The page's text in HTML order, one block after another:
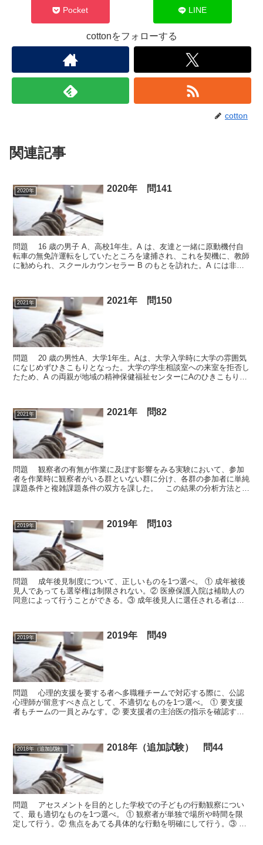
Pocket LINE
cottonをフォローする
cotton
関連記事
2020年 2020年 問141
問題 16 歳の男子 A、高校1年生。A は、友達と一緒に原動機付自
転車の無免許運転をしていたところを逮捕され、これを契機に、教師
に勧められ、スクールカウンセラー B のもとを訪れた。A には非行
2021年 2021年 問150
問題 20 歳の男性A、大学1年生。Aは、大学入学時に大学の雰囲気
になじめずひきこもりとなった。大学の学生相談室への来室を拒否し
たため、A の両親が地域の精神保健福祉センターにAのひきこもりに
2021年 2021年 問82
問題 観察者の有無が作業に及ぼす影響をみる実験において、参加
者を作業時に観察者がいる群といない群に分け、各群の参加者に単純
課題条件と複雑課題条件の双方を課した。 この結果の分析方法とし
2019年 2019年 問103
問題 成年後見制度について、正しいものを1つ選べ。 ① 成年被後
見人であっても選挙権は制限されない。② 医療保護入院は補助人の
同意によって行うことができる。③ 成年後見人に選任される者は、
2019年 2019年 問49
問題 心理的支援を要する者へ多職種チームで対応する際に、公認
心理師が留意すべき点として、不適切なものを1つ選べ。 ① 要支援
者もチームの一員とみなす。② 要支援者の主治医の指示を確認す
2018年（追加試験） 2018年（追加試験） 問44
問題 アセスメントを目的とした学校での子どもの行動観察につい
て、最も適切なものを1つ選べ。 ① 観察者が単独で場所や時間を限
定して行う。② 焦点をあてる具体的な行動を明確にして行う。③ 記